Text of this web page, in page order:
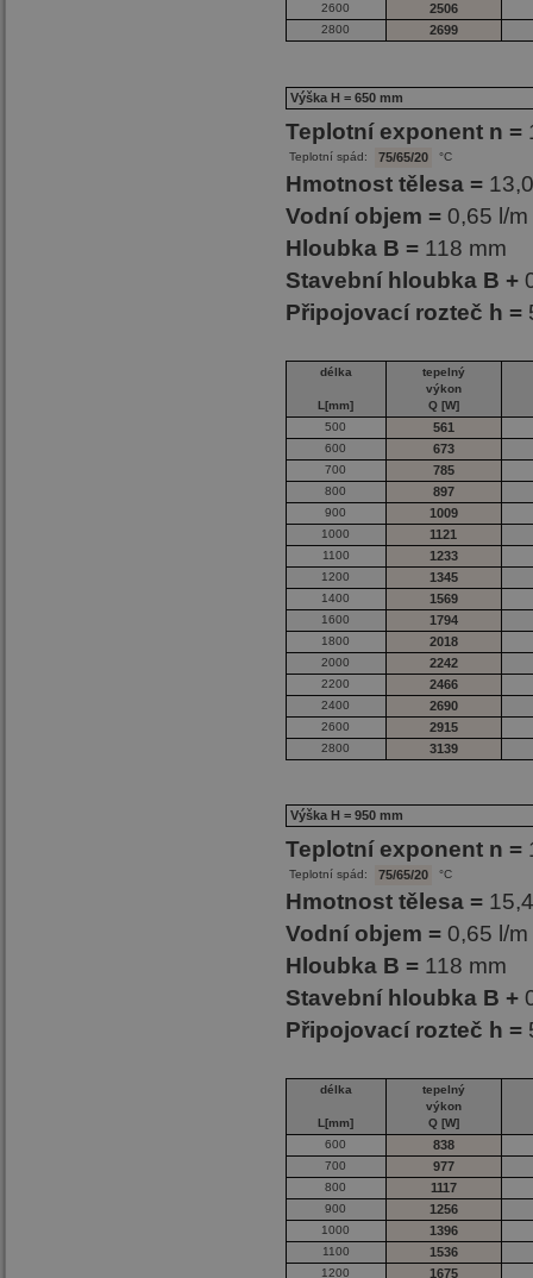
2600 2506
2800 2699
Výška H = 650 mm
Teplotní exponent n =
Teplotní spád: 75/65/20 °C
Hmotnost tělesa =
Vodní objem = 0,65 l/m
Hloubka B = 118 mm
Stavební hloubka B +
Připojovací rozteč h =
délka
L[mm]
tepelný
výkon
Q [W]
500
561
600 673
700 785
800 897
900 1009
1000 1121
1100 1233
1200 1345
1400 1569
1600 1794
1800 2018
2000 2242
2200 2466
2400 2690
2600 2915
2800 3139
Výška H = 950 mm
Teplotní exponent n =
Teplotní spád: 75/65/20 °C
Hmotnost tělesa =
Vodní objem = 0,65 l/m
Hloubka B = 118 mm
Stavební hloubka B +
Připojovací rozteč h =
délka
L[mm]
tepelný
výkon
Q [W]
600
838
700 977
800 1117
900 1256
1000 1396
1100 1536
1200 1675